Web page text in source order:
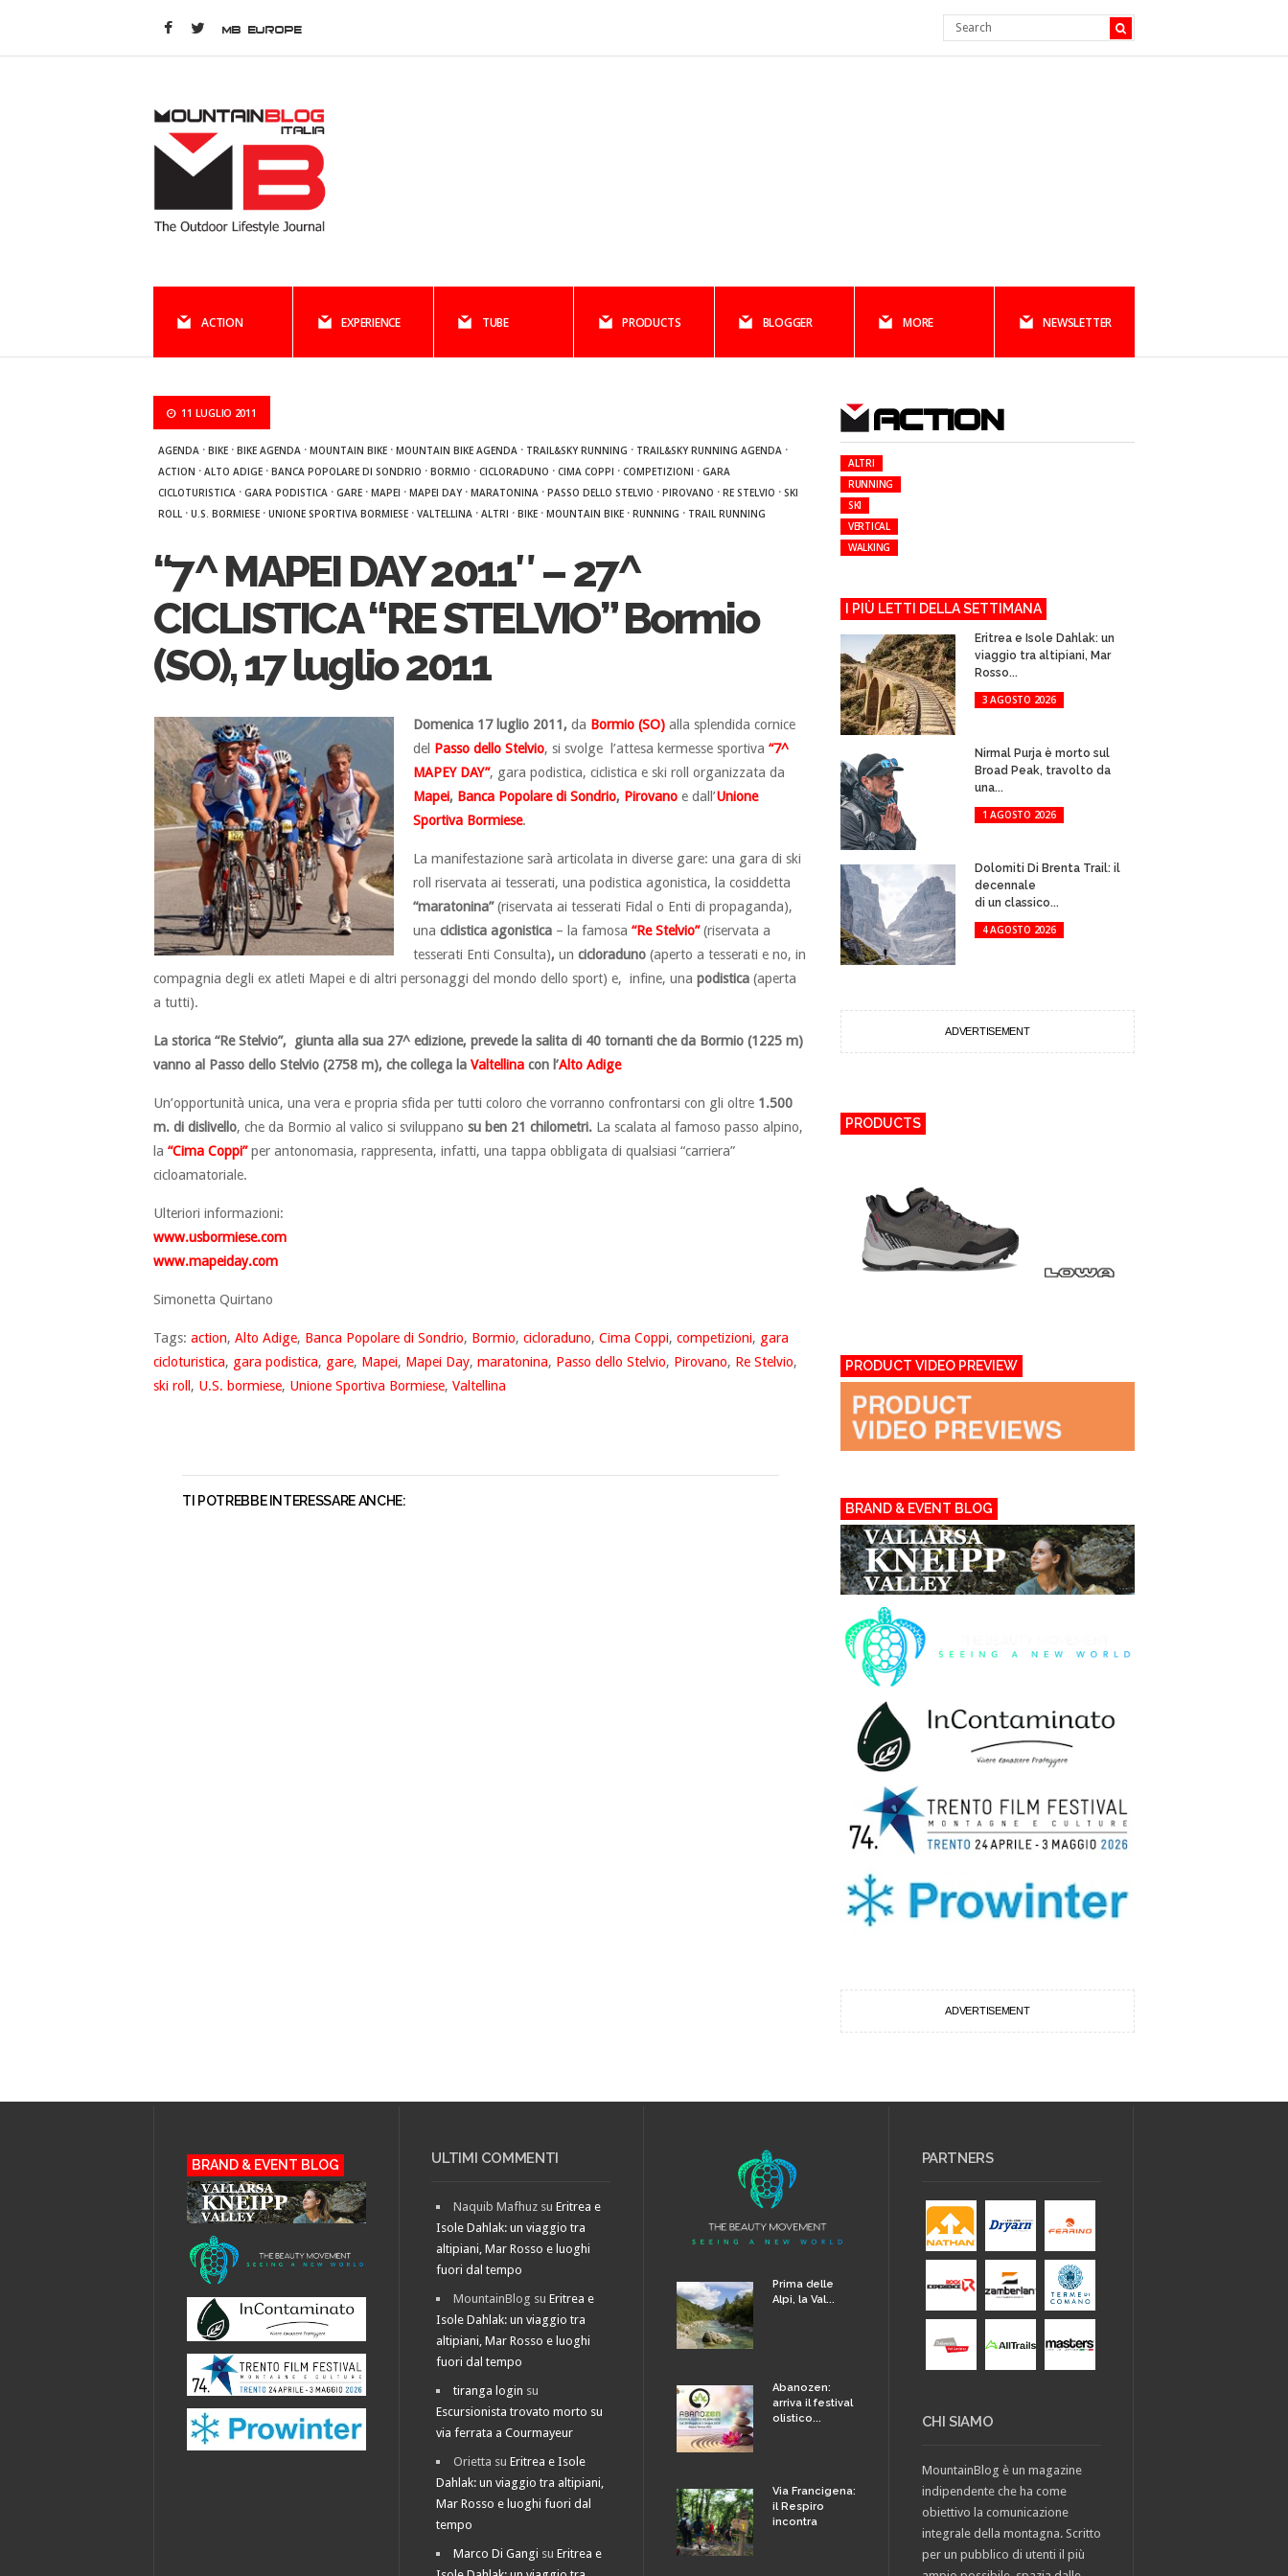
MB EUROPE
ACTION EXPERIENCE TUBE PRODUCTS BLOGGER MORE NEWSLETTER
11 LUGLIO 2011
AGENDA · BIKE · BIKE AGENDA · MOUNTAIN BIKE · MOUNTAIN BIKE AGENDA · TRAIL&SKY RUNNING · TRAIL&SKY RUNNING AGENDA ·
ACTION · ALTO ADIGE · BANCA POPOLARE DI SONDRIO · BORMIO · CICLORADUNO · CIMA COPPI · COMPETIZIONI · GARA
CICLOTURISTICA · GARA PODISTICA · GARE · MAPEI · MAPEI DAY· MARATONINA · PASSO DELLO STELVIO · PIROVANO · RE STELVIO · SKI
ROLL · U.S. BORMIESE · UNIONE SPORTIVA BORMIESE · VALTELLINA · ALTRI · BIKE · MOUNTAIN BIKE · RUNNING · TRAIL RUNNING
“7^ MAPEI DAY 2011″ – 27^
CICLISTICA “RE STELVIO” Bormio
(SO), 17 luglio 2011
Domenica 17 luglio 2011, da Bormio (SO) alla splendida cornice
del Passo dello Stelvio, si svolge l’attesa kermesse sportiva “7^
MAPEY DAY”, gara podistica, ciclistica e ski roll organizzata da
Mapei, Banca Popolare di Sondrio, Pirovano e dall’Unione
Sportiva Bormiese.
La manifestazione sarà articolata in diverse gare: una gara di ski
roll riservata ai tesserati, una podistica agonistica, la cosiddetta
“maratonina”(riservata ai tesserati Fidal o Enti di propaganda),
una ciclistica agonistica – la famosa “Re Stelvio”(riservata a
tesserati Enti Consulta), un cicloraduno (aperto a tesserati e no, in
compagnia degli ex atleti Mapei e di altri personaggi del mondo dello sport) e, infine, una podistica (aperta
a tutti).
La storica “Re Stelvio”, giunta alla sua 27^ edizione, prevede la salita di 40 tornanti che da Bormio (1225 m)
vanno al Passo dello Stelvio (2758 m), che collega la Valtellina con l’Alto Adige
Un’opportunità unica, una vera e propria sfida per tutti coloro che vorranno confrontarsi con gli oltre 1.500
m. di dislivello, che da Bormio al valico si sviluppano su ben 21 chilometri. La scalata al famoso passo alpino,
la “Cima Coppi”per antonomasia, rappresenta, infatti, una tappa obbligata di qualsiasi “carriera”
cicloamatoriale.
Ulteriori informazioni:
www.usbormiese.com
www.mapeiday.com
Simonetta Quirtano
Tags: action, Alto Adige, Banca Popolare di Sondrio, Bormio, cicloraduno, Cima Coppi, competizioni, gara
cicloturistica, gara podistica, gare, Mapei, Mapei Day, maratonina, Passo dello Stelvio, Pirovano, Re Stelvio,
ski roll , U.S. bormiese, Unione Sportiva Bormiese, Valtellina
TI POTREBBE INTERESSARE ANCHE:
ACTION
ALTRI
RUNNING
SKI
VERTICAL
WALKING
I PIÙ LETTI DELLA SETTIMANA
Eritrea e Isole Dahlak: un
viaggio tra altipiani, Mar
Rosso...
3 AGOSTO 2026
Nirmal Purja è morto sul
Broad Peak, travolto da
una...
1 AGOSTO 2026
Dolomiti Di Brenta Trail: il
decennale
di un classico...
4 AGOSTO 2026
ADVERTISEMENT
PRODUCTS
PRODUCT VIDEO PREVIEW
BRAND & EVENT BLOG
ADVERTISEMENT
BRAND & EVENT BLOG ULTIMI COMMENTI
Naquib Mafhuz suEritrea e
Isole Dahlak: un viaggio tra
altipiani, Mar Rosso e luoghi
fuori dal tempo
MountainBlog suEritrea e
Isole Dahlak: un viaggio tra
altipiani, Mar Rosso e luoghi
fuori dal tempo
tiranga login su
Escursionista trovato morto su
via ferrata a Courmayeur
Orietta suEritrea e Isole
Dahlak: un viaggio tra altipiani,
Mar Rosso e luoghi fuori dal
tempo
Marco Di Gangi suEritrea e
Prima delle
Alpi, la Val...
Abanozen:
arriva il festival
olistico...
Via Francigena:
il Respiro
incontra
PARTNERS
CHI SIAMO
MountainBlog è un magazine
indipendente che ha come
obiettivo la comunicazione
integrale della montagna. Scritto
per un pubblico di utenti il più